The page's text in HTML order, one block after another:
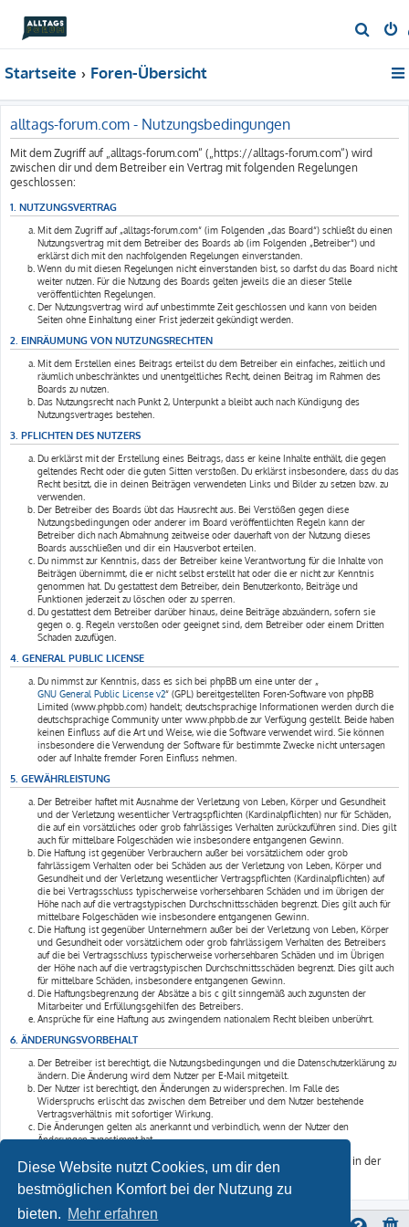
Diese Website nutzt Cookies, um dir den
bestmöglichen Komfort bei der Nutzung zu
bieten. Mehr erfahren
u
Startseite Foren-Übersicht
alltags-forum.com - Nutzungsbedingungen
Mit dem Zugriff auf „alltags-forum.com“ („https://alltags-forum.com“) wird
zwischen dir und dem Betreiber ein Vertrag mit folgenden Regelungen
geschlossen:
1. NUTZUNGSVERTRAG
Mit dem Zugriff auf „alltags-forum.com“ (im Folgenden „das Board“) schließt du einen
Nutzungsvertrag mit dem Betreiber des Boards ab (im Folgenden „Betreiber“) und
erklärst dich mit den nachfolgenden Regelungen einverstanden.
Wenn du mit diesen Regelungen nicht einverstanden bist, so darfst du das Board nicht
weiter nutzen. Für die Nutzung des Boards gelten jeweils die an dieser Stelle
veröffentlichten Regelungen.
Der Nutzungsvertrag wird auf unbestimmte Zeit geschlossen und kann von beiden
Seiten ohne Einhaltung einer Frist jederzeit gekündigt werden.
2. EINRÄUMUNG VON NUTZUNGSRECHTEN
Mit dem Erstellen eines Beitrags erteilst du dem Betreiber ein einfaches, zeitlich und
räumlich unbeschränktes und unentgeltliches Recht, deinen Beitrag im Rahmen des
Boards zu nutzen.
Das Nutzungsrecht nach Punkt 2, Unterpunkt a bleibt auch nach Kündigung des
Nutzungsvertrages bestehen.
3. PFLICHTEN DES NUTZERS
Du erklärst mit der Erstellung eines Beitrags, dass er keine Inhalte enthält, die gegen
geltendes Recht oder die guten Sitten verstoßen. Du erklärst insbesondere, dass du das
Recht besitzt, die in deinen Beiträgen verwendeten Links und Bilder zu setzen bzw. zu
verwenden.
Der Betreiber des Boards übt das Hausrecht aus. Bei Verstößen gegen diese
Nutzungsbedingungen oder anderer im Board veröffentlichten Regeln kann der
Betreiber dich nach Abmahnung zeitweise oder dauerhaft von der Nutzung dieses
Boards ausschließen und dir ein Hausverbot erteilen.
Du nimmst zur Kenntnis, dass der Betreiber keine Verantwortung für die Inhalte von
Beiträgen übernimmt, die er nicht selbst erstellt hat oder die er nicht zur Kenntnis
genommen hat. Du gestattest dem Betreiber, dein Benutzerkonto, Beiträge und
Funktionen jederzeit zu löschen oder zu sperren.
Du gestattest dem Betreiber darüber hinaus, deine Beiträge abzuändern, sofern sie
gegen o. g. Regeln verstoßen oder geeignet sind, dem Betreiber oder einem Dritten
Schaden zuzufügen.
4. GENERAL PUBLIC LICENSE
Du nimmst zur Kenntnis, dass es sich bei phpBB um eine unter der „
GNU General Public License v2“ (GPL) bereitgestellten Foren-Software von phpBB
Limited (www.phpbb.com) handelt; deutschsprachige Informationen werden durch die
deutschsprachige Community unter www.phpbb.de zur Verfügung gestellt. Beide haben
keinen Einfluss auf die Art und Weise, wie die Software verwendet wird. Sie können
insbesondere die Verwendung der Software für bestimmte Zwecke nicht untersagen
oder auf Inhalte fremder Foren Einfluss nehmen.
5. GEWÄHRLEISTUNG
Der Betreiber haftet mit Ausnahme der Verletzung von Leben, Körper und Gesundheit
und der Verletzung wesentlicher Vertragspflichten (Kardinalpflichten) nur für Schäden,
die auf ein vorsätzliches oder grob fahrlässiges Verhalten zurückzuführen sind. Dies gilt
auch für mittelbare Folgeschäden wie insbesondere entgangenen Gewinn.
Die Haftung ist gegenüber Verbrauchern außer bei vorsätzlichem oder grob
fahrlässigem Verhalten oder bei Schäden aus der Verletzung von Leben, Körper und
Gesundheit und der Verletzung wesentlicher Vertragspflichten (Kardinalpflichten) auf
die bei Vertragsschluss typischerweise vorhersehbaren Schäden und im übrigen der
Höhe nach auf die vertragstypischen Durchschnittsschäden begrenzt. Dies gilt auch für
mittelbare Folgeschäden wie insbesondere entgangenen Gewinn.
Die Haftung ist gegenüber Unternehmern außer bei der Verletzung von Leben, Körper
und Gesundheit oder vorsätzlichem oder grob fahrlässigem Verhalten des Betreibers
auf die bei Vertragsschluss typischerweise vorhersehbaren Schäden und im Übrigen
der Höhe nach auf die vertragstypischen Durchschnittsschäden begrenzt. Dies gilt auch
für mittelbare Schäden, insbesondere entgangenen Gewinn.
Die Haftungsbegrenzung der Absätze a bis c gilt sinngemäß auch zugunsten der
Mitarbeiter und Erfüllungsgehilfen des Betreibers.
Ansprüche für eine Haftung aus zwingendem nationalem Recht bleiben unberührt.
6. ÄNDERUNGSVORBEHALT
Der Betreiber ist berechtigt, die Nutzungsbedingungen und die Datenschutzerklärung zu
ändern. Die Änderung wird dem Nutzer per E-Mail mitgeteilt.
Der Nutzer ist berechtigt, den Änderungen zu widersprechen. Im Falle des
Widerspruchs erlischt das zwischen dem Betreiber und dem Nutzer bestehende
Vertragsverhältnis mit sofortiger Wirkung.
Die Änderungen gelten als anerkannt und verbindlich, wenn der Nutzer den
Änderungen zugestimmt hat.
Informationen über den Umgang mit deinen persönlichen Daten sind in der
Datenschutzerklärung enthalten.